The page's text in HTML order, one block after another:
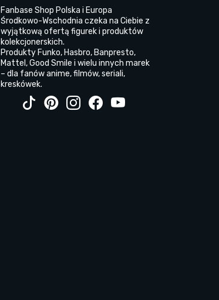
Fanbase Shop Polska i Europa
Środkowo-Wschodnia czeka na Ciebie z
wyjątkową ofertą figurek i produktów
kolekcjonerskich.
Produkty Funko, Hasbro, Banpresto,
Mattel, Good Smile i wielu innych marek
– dla fanów anime, filmów, seriali,
kreskówek.